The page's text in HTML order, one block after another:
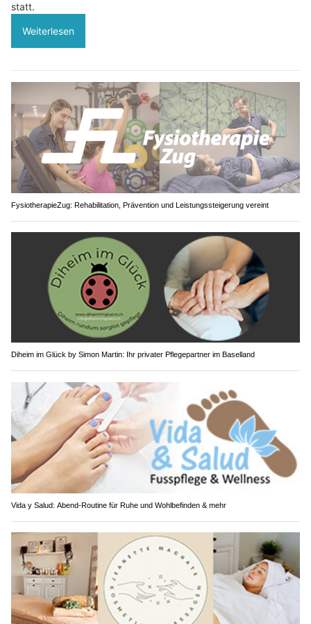
statt.
Weiterlesen
FysiotherapieZug: Rehabilitation, Prävention und Leistungssteigerung vereint
Diheim im Glück by Simon Martin: Ihr privater Pflegepartner im Baselland
Vida y Salud: Abend-Routine für Ruhe und Wohlbefinden & mehr